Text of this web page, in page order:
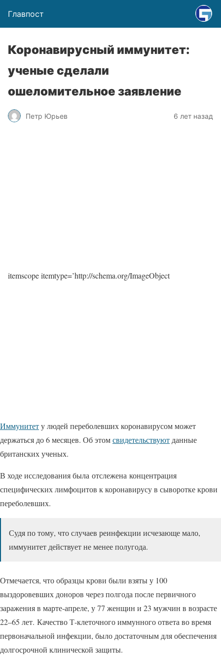
Главпост
Коронавирусный иммунитет:
ученые сделали
ошеломительное заявление
Петр Юрьев 6 лет назад
itemscope itemtype=’http://schema.org/ImageObject
Иммунитету людей переболевших коронавирусом может
держаться до 6 месяцев. Об этомсвидетельствуютданные
британских ученых.
В ходе исследования была отслежена концентрация
специфических лимфоцитов к коронавирусу в сыворотке крови
переболевших.
Судя по тому, что случаев реинфекции исчезающе мало,
иммунитет действует не менее полугода.
Отмечается, что образцы крови были взяты у 100
выздоровевших доноров через полгода после первичного
заражения в марте-апреле, у 77 женщин и 23 мужчин в возрасте
22–65 лет. Качество Т-клеточного иммунного ответа во время
первоначальной инфекции, было достаточным для обеспечения
долгосрочной клинической защиты.